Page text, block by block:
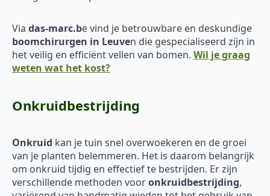
Via das-marc.be vind je betrouwbare en deskundige
boomchirurgen in Leuven die gespecialiseerd zijn in
het veilig en efficiënt vellen van bomen. Wil je graag
weten wat het kost?
Onkruidbestrijding
Onkruid kan je tuin snel overwoekeren en de groei
van je planten belemmeren. Het is daarom belangrijk
om onkruid tijdig en effectief te bestrijden. Er zijn
verschillende methoden vooronkruidbestrijding,